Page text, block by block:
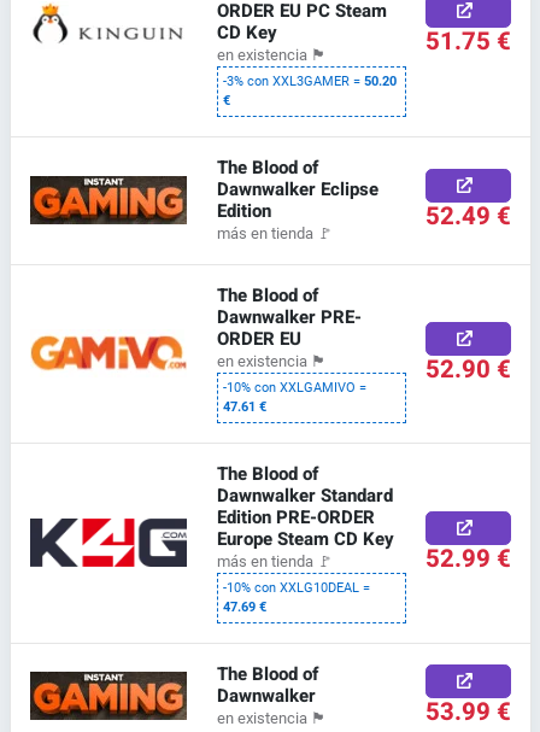
ORDER EU PC Steam
CD Key
en existencia 🏴
-3% con XXL3GAMER =50.20
€
51.75 €
The Blood of
Dawnwalker Eclipse
Edition
más en tienda 🚩 52.49 €
The Blood of
Dawnwalker PRE-
ORDER EU
en existencia 🏴
-10% con XXLGAMIVO =
47.61 €
52.90 €
The Blood of
Dawnwalker Standard
Edition PRE-ORDER
Europe Steam CD Key
más en tienda 🚩
-10% con XXLG10DEAL =
47.69 €
52.99 €
The Blood of
Dawnwalker
en existencia 🏴 53.99 €